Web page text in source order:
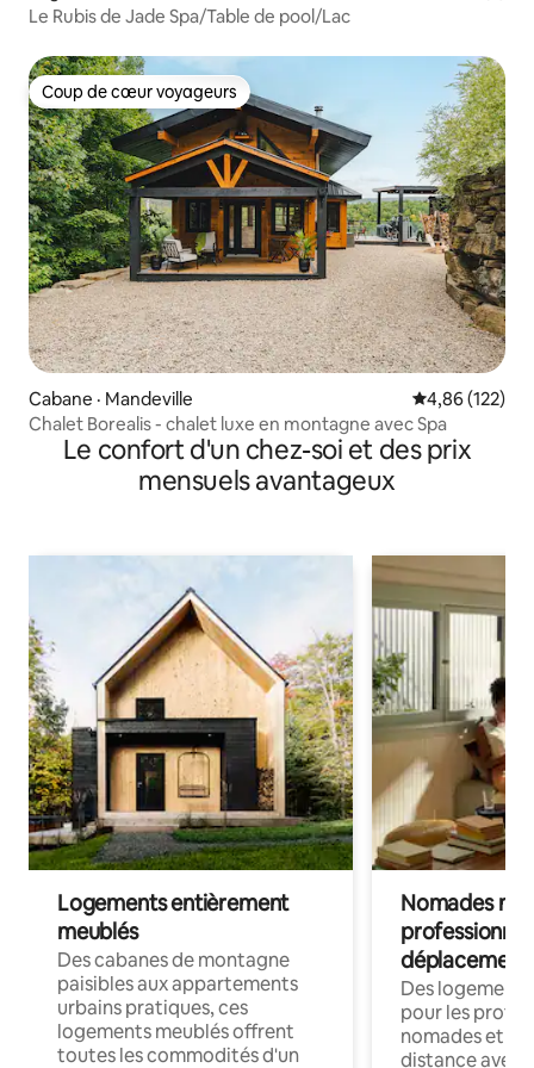
Le Rubis de Jade Spa/Table de pool/Lac
Coup de cœur voyageurs
Coup de cœur voyageurs
Cabane · Mandeville Note
4,86 (122)
Chalet Borealis - chalet luxe en montagne avec Spa
Le confort d'un chez-soi et des prix
mensuels avantageux
Logements entièrement
meublés
Des cabanes de montagne
paisibles aux appartements
urbains pratiques, ces
logements meublés offrent
toutes les commodités d'un
Nomades
déplacement
Des
pour les
nomades et
distance avec